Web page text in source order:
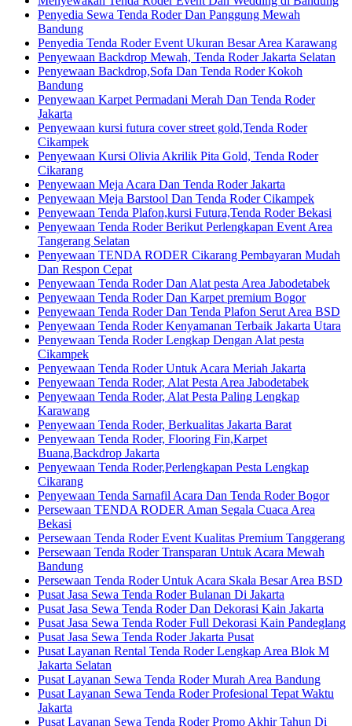
Penyedia Sewa Tenda Roder Dan Panggung Mewah
Bandung
Penyedia Tenda Roder Event Ukuran Besar Area Karawang
Penyewaan Backdrop Mewah, Tenda Roder Jakarta Selatan
Penyewaan Backdrop,Sofa Dan Tenda Roder Kokoh
Bandung
Penyewaan Karpet Permadani Merah Dan Tenda Roder
Jakarta
Penyewaan kursi futura cover street gold,Tenda Roder
Cikampek
Penyewaan Kursi Olivia Akrilik Pita Gold, Tenda Roder
Cikarang
Penyewaan Meja Acara Dan Tenda Roder Jakarta
Penyewaan Meja Barstool Dan Tenda Roder Cikampek
Penyewaan Tenda Plafon,kursi Futura,Tenda Roder Bekasi
Penyewaan Tenda Roder Berikut Perlengkapan Event Area
Tangerang Selatan
Penyewaan TENDA RODER Cikarang Pembayaran Mudah
Dan Respon Cepat
Penyewaan Tenda Roder Dan Alat pesta Area Jabodetabek
Penyewaan Tenda Roder Dan Karpet premium Bogor
Penyewaan Tenda Roder Dan Tenda Plafon Serut Area BSD
Penyewaan Tenda Roder Kenyamanan Terbaik Jakarta Utara
Penyewaan Tenda Roder Lengkap Dengan Alat pesta
Cikampek
Penyewaan Tenda Roder Untuk Acara Meriah Jakarta
Penyewaan Tenda Roder, Alat Pesta Area Jabodetabek
Penyewaan Tenda Roder, Alat Pesta Paling Lengkap
Karawang
Penyewaan Tenda Roder, Berkualitas Jakarta Barat
Penyewaan Tenda Roder, Flooring Fin,Karpet
Buana,Backdrop Jakarta
Penyewaan Tenda Roder,Perlengkapan Pesta Lengkap
Cikarang
Penyewaan Tenda Sarnafil Acara Dan Tenda Roder Bogor
Persewaan TENDA RODER Aman Segala Cuaca Area
Bekasi
Persewaan Tenda Roder Event Kualitas Premium Tanggerang
Persewaan Tenda Roder Transparan Untuk Acara Mewah
Bandung
Persewaan Tenda Roder Untuk Acara Skala Besar Area BSD
Pusat Jasa Sewa Tenda Roder Bulanan Di Jakarta
Pusat Jasa Sewa Tenda Roder Dan Dekorasi Kain Jakarta
Pusat Jasa Sewa Tenda Roder Full Dekorasi Kain Pandeglang
Pusat Jasa Sewa Tenda Roder Jakarta Pusat
Pusat Layanan Rental Tenda Roder Lengkap Area Blok M
Jakarta Selatan
Pusat Layanan Sewa Tenda Roder Murah Area Bandung
Pusat Layanan Sewa Tenda Roder Profesional Tepat Waktu
Jakarta
Pusat Layanan Sewa Tenda Roder Promo Akhir Tahun Di